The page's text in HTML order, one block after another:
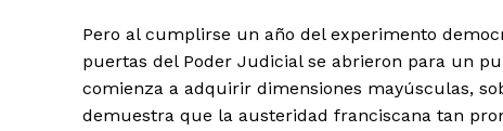
Pero al cumplirse un año del experimento
puertas del Poder Judicial se abrieron para un
comienza a adquirir dimensiones mayúsculas,
demuestra que la austeridad franciscana tan